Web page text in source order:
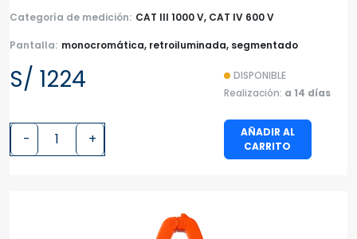
Categoría de medición: CAT III 1000 V, CAT IV 600 V
Pantalla: monocromática, retroiluminada, segmentado
S/ 1224
- +
DISPONIBLE
Realización: a 14 días
AÑADIR AL
CARRITO